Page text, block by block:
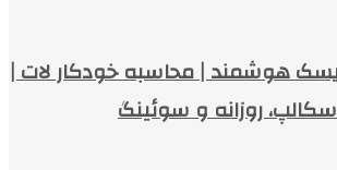
هوشمند | محاسبه خودکار لات |
روزانه و سوئینگ